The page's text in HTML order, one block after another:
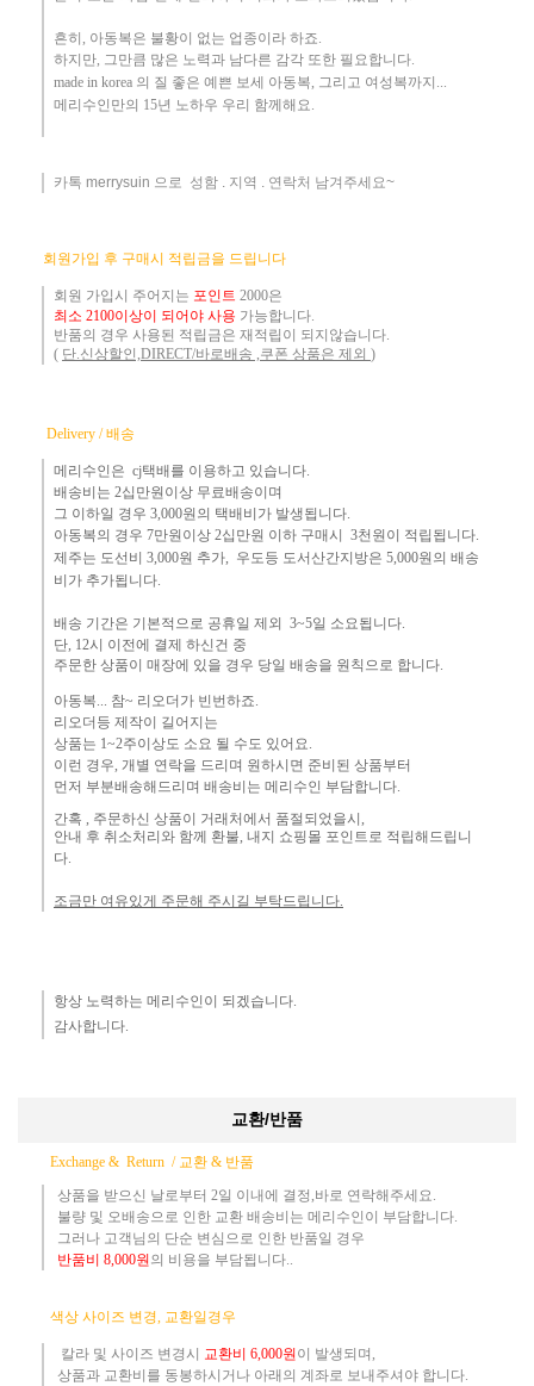
흔히 아동복은 불황이 없는 업종이라 하죠
하지만 그만큼 많은 노력과 남다른 감각 또한 필요합니다.
made in korea 의 질 좋은 예쁜 보세 아동복 , 그리고 여성복까지...
메리수인만의 15년 노하우 ​우리 함께해요
카톡 merrysuin 으로 성함 . 지역 . 연락처 남겨주세요~
회원가입 후 구매시 적립금을 드립니다
회원 가입시 주어지는 포인트 2000은
최소 2100이상이 되어야 사용 가능합니다.
반품의 경우 사용된 적립금은 재적립이 되지않습니다.
( 단.신상할인,DIRECT/바로배송 ,쿠폰 상품은 제외 )
Delivery / 배송
메리수인은 cj택배를 이용하고 있습니다.
배송비는 2십만원이상 무료배송이며
그 이하일 경우 3,000원 의 택배비 가 발생됩니다.
아동복의 경우 7만원 이상 2십만원 이하 구매시 3천원이 적립됩니다.
제주는 도선비 3,000원 추가, 우도등 도서산간지방은 5,000원의 배송
비가 추가됩니다.
배송 기간은 기본적으로 공휴일 제외 3~5일 소요됩니다.
단, 12시 이전에 결제 하신건 중 ​
주문한 상품이 매장에 있을 경우 당일 배송을 원칙으로 합니다.
아동복... 참~ 리오더가 빈번하죠.​
리오더등 제작이 길어지는
상품는 1~2주이상도 소요 될 수도 있어요.
이런 경우, 개별 연락을 드리며 원하시면 준비된 상품부터
먼 저 부분배송해드리며 배송비는 메리수인 부담합니다.
간혹 , 주문하신 상품이 거래처에서 품절되었을시,
안내 후 취소처리와 함께 환불, 내지 쇼핑몰 포인트로 적립해드립니
다.
조금만 여유있게 주문해 주시길 부탁드립니다.
항상 노력하는 메리수인이 되겠습니다.​
감사합니다.​
교환/반품
Exchange & Return / 교환 & 반품
상품을 받으신 날로부터 2일 이내에 결정,바로 연락해주세요.
불량 및 오배송으로 인한 교환 배송비는 메리수인이 부담합니다.
그러나 고객님의 단순 변심으로 인한 반품일 경우
반품비 8,000원의 비용을 부담됩니다..
색상 사이즈 변경, 교환일경우
칼라 및 사이즈 변경시 교환비 6,000원이 발생되며,
상품과 교환비를 동봉하시거나 아래의 계좌로 보내주셔야 합니다.